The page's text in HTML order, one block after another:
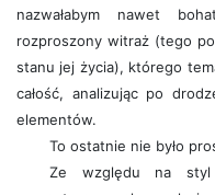
nazwałabym nawet
rozproszony witraż (tego
stanu jej życia), którego
całość, analizując po
elementów.
To ostatnie nie było
Ze względu na styl